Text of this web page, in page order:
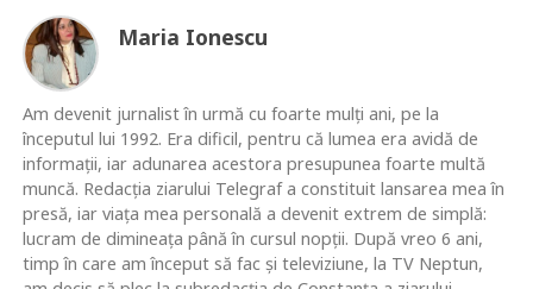
Maria Ionescu
Am devenit jurnalist în urmă cu foarte mulţi ani, pe la
începutul lui 1992. Era dificil, pentru că lumea era avidă de
informaţii, iar adunarea acestora presupunea foarte multă
muncă. Redacţia ziarului Telegraf a constituit lansarea mea în
presă, iar viaţa mea personală a devenit extrem de simplă:
lucram de dimineaţa până în cursul nopţii. După vreo 6 ani,
timp în care am început să fac şi televiziune, la TV Neptun,